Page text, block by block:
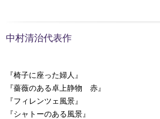
中村清治代表作
『椅子に座った婦人』
『薔薇のある卓上静物 赤』
『フィレンツェ風景』
『シャトーのある風景』